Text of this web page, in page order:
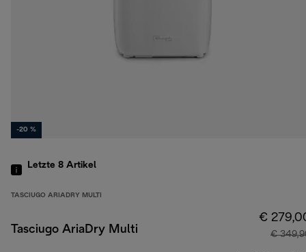
-20 %
Letzte 8 Artikel
TASCIUGO ARIADRY MULTI
Tasciugo AriaDry Multi
€
€